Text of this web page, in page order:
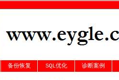
备份恢复 SQL优化 诊断案例